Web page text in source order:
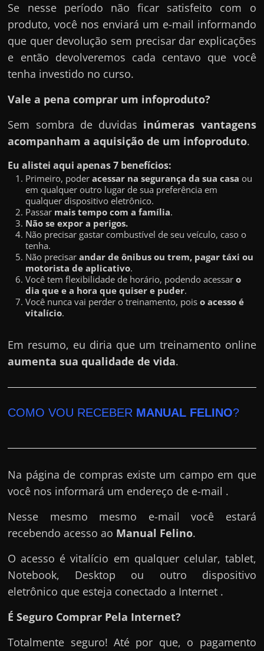
Se nesse período não ficar satisfeito com o
produto, você nos enviará um e-mail informando
que quer devolução sem precisar dar explicações
e então devolveremos cada centavo que você
tenha investido no curso.
Vale a pena comprar um infoproduto?
Sem sombra de duvidas inúmeras vantagens
acompanham a aquisição de um infoproduto.
Eu alistei aqui apenas 7 benefícios:
Primeiro, poderacessar na segurança da sua casa ou
em qualquer outro lugar de sua preferência em
qualquer dispositivo eletrônico.
Passar mais tempo com a família.
Não se expor a perigos.
Não precisar gastar combustível de seu veículo, caso o
tenha.
Não precisarandar de ônibus ou trem, pagar táxi ou
motorista de aplicativo.
Você tem flexibilidade de horário, podendo acessaro
dia que e a hora que quiser e puder.
Você nunca vai perder o treinamento, poiso acesso é
vitalício.
Em resumo, eu diria que um treinamento online
aumenta sua qualidade de vida.
COMO VOU RECEBER MANUAL FELINO?
Na página de compras existe um campo em que
você nos informará um endereço de e-mail .
Nesse mesmo mesmo e-mail você estará
recebendo acesso ao Manual Felino.
O acesso é vitalício em qualquer celular, tablet,
Notebook, Desktop ou outro dispositivo
eletrônico que esteja conectado a Internet .
É Seguro Comprar Pela Internet?
Totalmente seguro! Até por que, o pagamento